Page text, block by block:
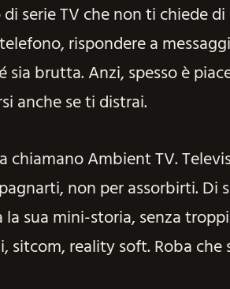
di serie TV che non ti chiede
rispondere a
sia brutta. Anzi, spesso è
anche se ti distrai.
chiamano Ambient TV.
non per assorbirti. Di
sua mini-storia, senza
sitcom, reality soft. Roba che